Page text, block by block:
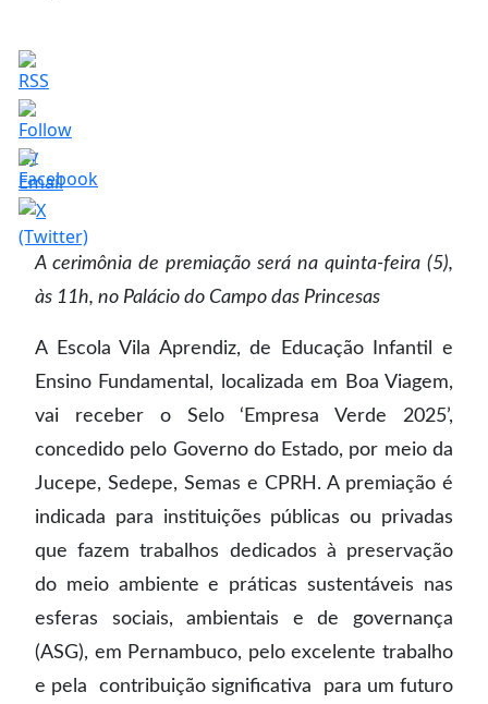
A cerimônia de premiação será na quinta-feira (5),
às 11h, no Palácio do Campo das Princesas
A Escola Vila Aprendiz, de Educação Infantil e
Ensino Fundamental, localizada em Boa Viagem,
vai receber o Selo ‘Empresa Verde 2025’,
concedido pelo Governo do Estado, por meio da
Jucepe, Sedepe, Semas e CPRH. A premiação é
indicada para instituições públicas ou privadas
que fazem trabalhos dedicados à preservação
do meio ambiente e práticas sustentáveis nas
esferas sociais, ambientais e de governança
(ASG), em Pernambuco, pelo excelente trabalho
e pela contribuição significativa para um futuro